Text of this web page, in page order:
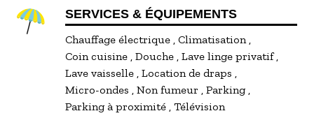
SERVICES & ÉQUIPEMENTS
Chauffage électrique Climatisation
Coin cuisine Douche Lave linge privatif
Lave vaisselle Location de draps
Micro-ondes
Non fumeur Parking
Parking à proximité Télévision